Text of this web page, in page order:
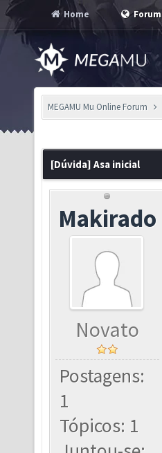
Home Forum
MEGAMU Mu Online Forum
[Dúvida] Asa inicial
Makirado
Novato
Postagens:
1
Tópicos: 1